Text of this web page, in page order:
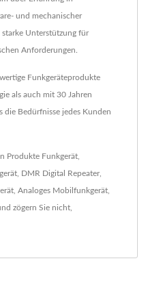
und mechanischer
Unterstützung für
Anforderungen.
Funkgeräteprodukte
als auch mit 30 Jahren
die Bedürfnisse jedes Kunden
Produkte Funkgerät
DMR Digital Repeater,
Analoges Mobilfunkgerät
zögern Sie nicht,